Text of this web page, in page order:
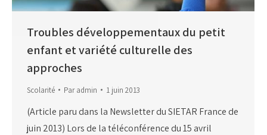
Troubles développementaux du petit
enfant et variété culturelle des
approches
Scolarité Paradmin 1 juin 2013
(Article paru dans la Newsletter du SIETAR France de
juin 2013) Lors de la téléconférence du 15 avril